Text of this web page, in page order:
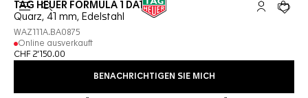
Suche öffnen My TAG
Ihr
TAG HEUER FORMULA 1 DATE
Quarz, 41 mm, Edelstahl
WAZ111A.BA0875
Online ausverkauft
CHF 2'150.00
BENACHRICHTIGEN SIE MICH